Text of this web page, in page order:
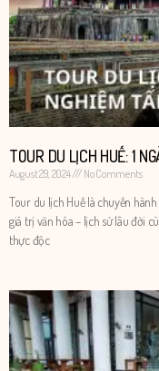
TOUR DU LỊCH HUẾ: 1
August 29, 2024 No Comments
Tour du lịch Huế là chuyến
giá trị văn hóa – lịch sử lâu đời
thực độc